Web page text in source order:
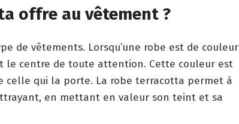
offre au vêtement ?
de vêtements. Lorsqu’une robe est de couleur
centre de toute attention. Cette couleur est
celle qui la porte. La robe terracotta permet à
en mettant en valeur son teint et sa